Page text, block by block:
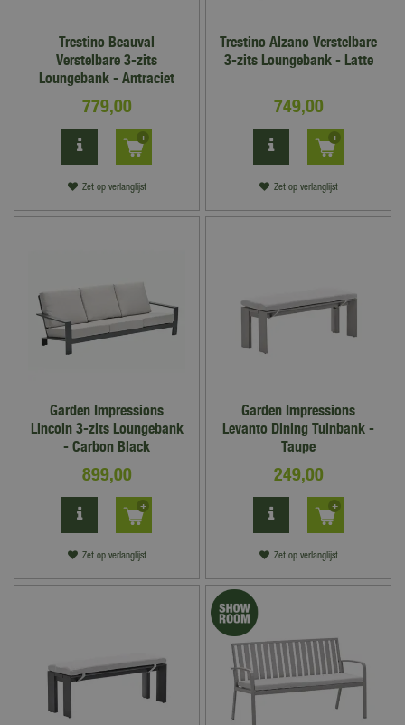
Trestino Beauval
Verstelbare 3-zits
Loungebank - Antraciet
779,00
Zet op verlanglijst
Trestino Alzano Verstelbare
3-zits Loungebank - Latte
749,00
Zet op verlanglijst
Garden Impressions
Lincoln 3-zits Loungebank
- Carbon Black
899,00
Zet op verlanglijst
Garden Impressions
Levanto Dining Tuinbank -
Taupe
249,00
Zet op verlanglijst